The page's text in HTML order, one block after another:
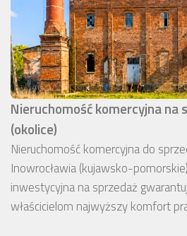
Nieruchomość komercyjna na
(okolice)
Nieruchomość komercyjna do
Inowrocławia (kujawsko-
inwestycyjna na sprzedaż
właścicielom najwyższy komfort